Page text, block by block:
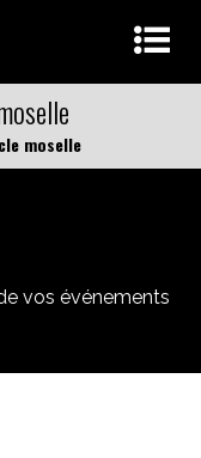
moselle
vos événements